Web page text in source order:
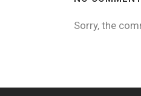
Sorry, the